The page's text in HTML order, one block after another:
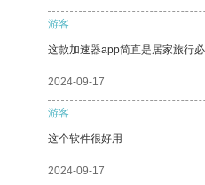
游客
这款加速器app简直是居家旅行
2024-09-17
游客
这个软件很好用
2024-09-17